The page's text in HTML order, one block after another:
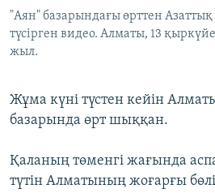
"Аян" базарындағы өрттен Азаттық
түсірген видео. Алматы, 13
жыл.
Жұма күні түстен кейін
базарында өрт шыққан.
Қаланың төменгі жағында
түтін Алматының жоғарғы